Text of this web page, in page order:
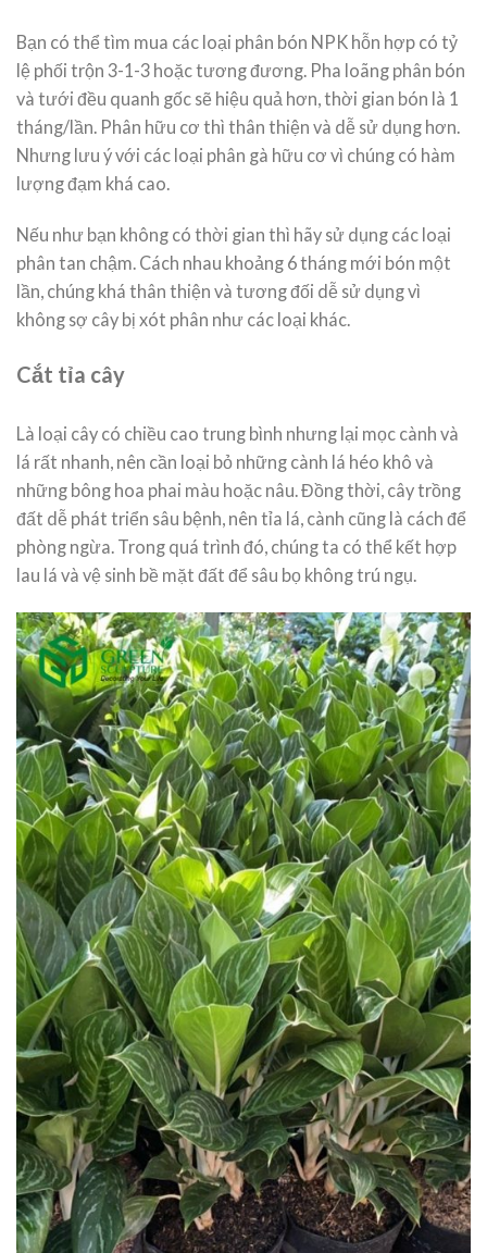
Bạn có thể tìm mua các loại phân bón NPK hỗn hợp có tỷ
lệ phối trộn 3-1-3 hoặc tương đương. Pha loãng phân bón
và tưới đều quanh gốc sẽ hiệu quả hơn, thời gian bón là 1
tháng/lần. Phân hữu cơ thì thân thiện và dễ sử dụng hơn.
Nhưng lưu ý với các loại phân gà hữu cơ vì chúng có hàm
lượng đạm khá cao.
Nếu như bạn không có thời gian thì hãy sử dụng các loại
phân tan chậm. Cách nhau khoảng 6 tháng mới bón một
lần, chúng khá thân thiện và tương đối dễ sử dụng vì
không sợ cây bị xót phân như các loại khác.
Cắt tỉa cây
Là loại cây có chiều cao trung bình nhưng lại mọc cành và
lá rất nhanh, nên cần loại bỏ những cành lá héo khô và
những bông hoa phai màu hoặc nâu. Đồng thời, cây trồng
đất dễ phát triển sâu bệnh, nên tỉa lá, cành cũng là cách để
phòng ngừa. Trong quá trình đó, chúng ta có thể kết hợp
lau lá và vệ sinh bề mặt đất để sâu bọ không trú ngụ.